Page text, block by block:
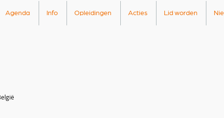
Agenda Info Opleidingen Acties Lid worden